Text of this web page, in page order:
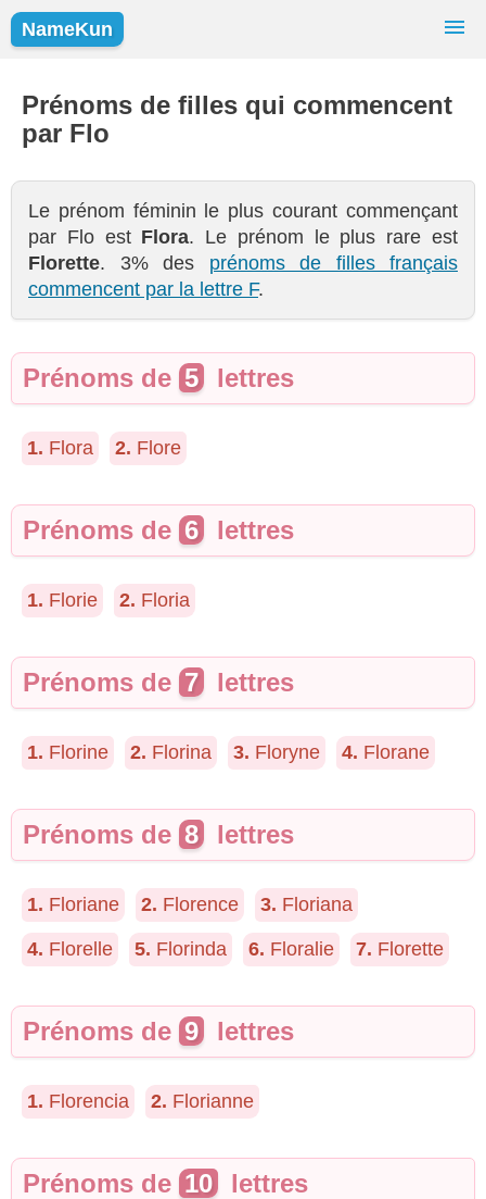
NameKun
Prénoms Populaires
Prénoms de filles qui commencent
par Flo
Le prénom féminin le plus courant commençant
par Flo est Flora. Le prénom le plus rare est
Florette. 3% des prénoms de filles français
commencent par la lettre F.
Prénoms de 5 lettres
1. Flora 2. Flore
Prénoms de 6 lettres
1. Florie 2. Floria
Prénoms de 7 lettres
1. Florine 2. Florina 3. Floryne 4. Florane
Prénoms de 8 lettres
1. Floriane 2. Florence 3. Floriana
4. Florelle 5. Florinda 6. Floralie 7. Florette
Prénoms de 9 lettres
1. Florencia 2. Florianne
Prénoms de 10 lettres